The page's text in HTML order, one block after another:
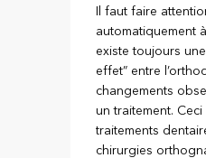
Il faut faire
automatiquement
existe toujours
effet” entre
changements
un traitement.
traitements
chirurgies